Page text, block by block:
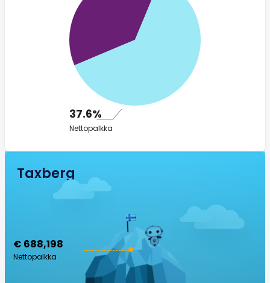
37.6%
Nettopalkka
Taxberg
€ 688,198
Nettopalkka